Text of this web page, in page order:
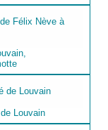
Louvain